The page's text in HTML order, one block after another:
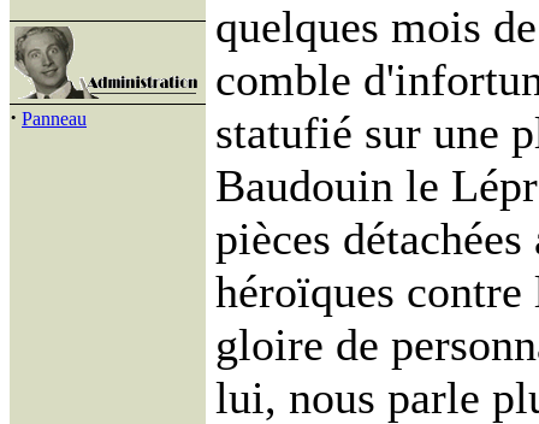
· Panneau
quelques mois
comble
statufié sur une
Baudouin le
pièces
héroïques
gloire de
lui, nous parle